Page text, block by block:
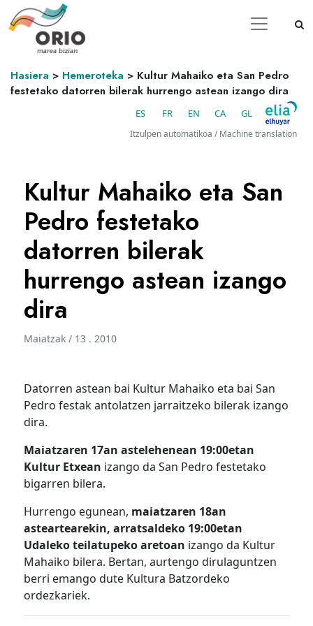
Hasiera > Hemeroteka > Kultur Mahaiko eta San Pedro
festetako datorren bilerak hurrengo astean izango dira
ES FR EN CA GL
Itzulpen automatikoa / Machine translation
Kultur Mahaiko eta San
Pedro festetako
datorren bilerak
hurrengo astean izango
dira
Maiatzak / 13 . 2010
Datorren astean bai Kultur Mahaiko eta bai San
Pedro festak antolatzen jarraitzeko bilerak izango
dira.
Maiatzaren 17an astelehenean 19:00etan
Kultur Etxean izango da San Pedro festetako
bigarren bilera.
Hurrengo egunean, maiatzaren 18an
asteartearekin, arratsaldeko 19:00etan
Udaleko teilatupeko aretoan izango da Kultur
Mahaiko bilera. Bertan, aurtengo dirulaguntzen
berri emango dute Kultura Batzordeko
ordezkariek.